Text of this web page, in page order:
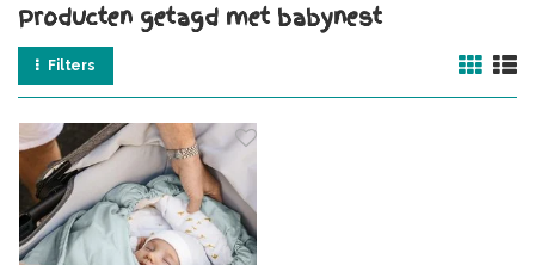
Producten getagd met babynest
Filters